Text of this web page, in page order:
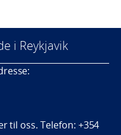
i Reykjavik
til oss. Telefon: +354